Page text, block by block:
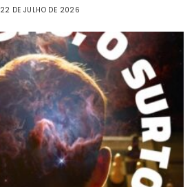
22 DE JULHO DE 2026